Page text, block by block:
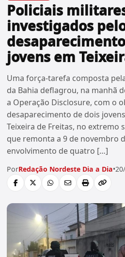
Policiais
investigados
jovens em
Uma força-tarefa composta
da Bahia deflagrou, na manhã
a Operação Disclosure, com o
desaparecimento de dois
Teixeira de Freitas, no extremo
que remonta a 9 de novembro
envolvimento de quatro […]
PorRedação Nordeste Dia a Dia•